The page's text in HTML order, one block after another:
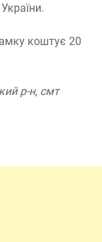
коштує 20
р-н, смт